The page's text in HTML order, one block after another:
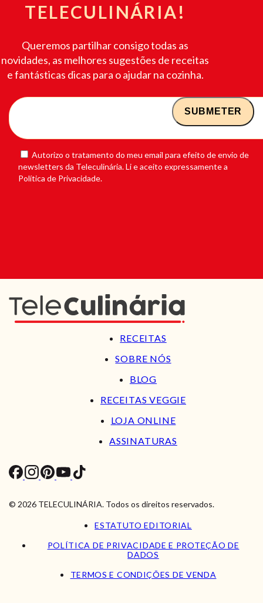
TELECULINÁRIA!
Queremos partilhar consigo todas as
novidades, as melhores sugestões de receitas
e fantásticas dicas para o ajudar na cozinha.
Autorizo o tratamento do meu email para efeito de envio de
newsletters da Teleculinária. Li e aceito expressamente a
Política de Privacidade.
RECEITAS
SOBRE NÓS
BLOG
RECEITAS VEGGIE
LOJA ONLINE
ASSINATURAS
© 2026 TELECULINÁRIA. Todos os direitos reservados.
ESTATUTO EDITORIAL
POLÍTICA DE PRIVACIDADE E PROTEÇÃO DE
DADOS
TERMOS E CONDIÇÕES DE VENDA